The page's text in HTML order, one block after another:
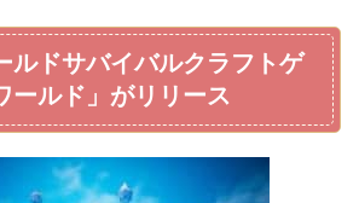
ルドサバイバルクラフトゲ
ールド」がリリース